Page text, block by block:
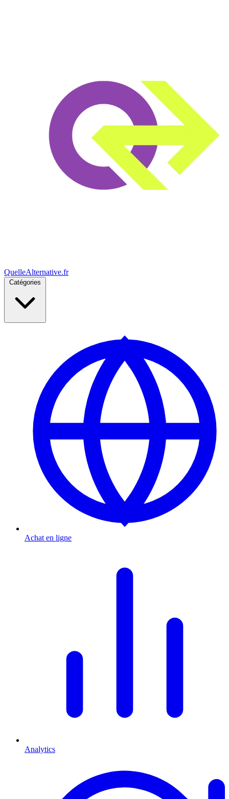
QuelleAlternative.fr
Achat en ligne
Analytics